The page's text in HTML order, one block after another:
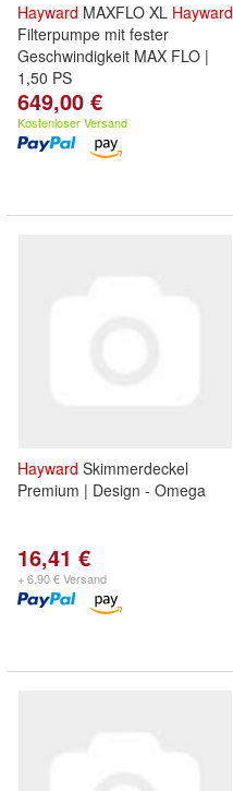
Hayward MAXFLO XL Hayward
Filterpumpe mit fester
Geschwindigkeit MAX FLO |
1,50 PS
649,00 €
Kostenloser Versand
Hayward Skimmerdeckel
Premium | Design - Omega
16,41 €
+ 6,90 € Versand